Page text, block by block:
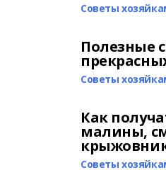
Cоветы
Полезные
Cоветы
Как
малины,
Cоветы